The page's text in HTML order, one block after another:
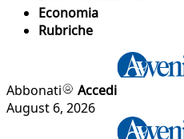
Economia
Rubriche
Abbonati
Accedi
August 6, 2026